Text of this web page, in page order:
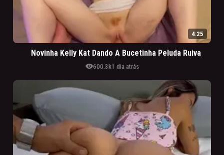
4:25
Novinha Kelly Kat Dando A Bucetinha Peluda Ruiva
visibility600.3k1 dia atrás